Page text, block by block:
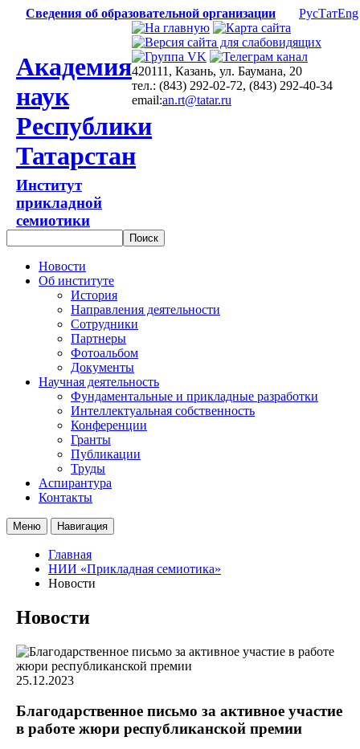
Сведения об образовательной организации РусТатEng
Академия
наук
Республики
Татарстан
Институт
прикладной
семиотики
420111, Казань, ул. Баумана, 20
тел.: (843) 292-02-72, (843) 292-40-34
email:an.rt@tatar.ru
Новости
Об институте
История
Направления деятельности
Сотрудники
Партнеры
Фотоальбом
Документы
Научная деятельность
Фундаментальные и прикладные разработки
Интеллектуальная собственность
Конференции
Гранты
Публикации
Труды
Аспирантура
Контакты
Меню Навигация
Главная
НИИ «Прикладная семиотика»
Новости
Новости
25.12.2023
Благодарственное письмо за активное участие
в работе жюри республиканской премии